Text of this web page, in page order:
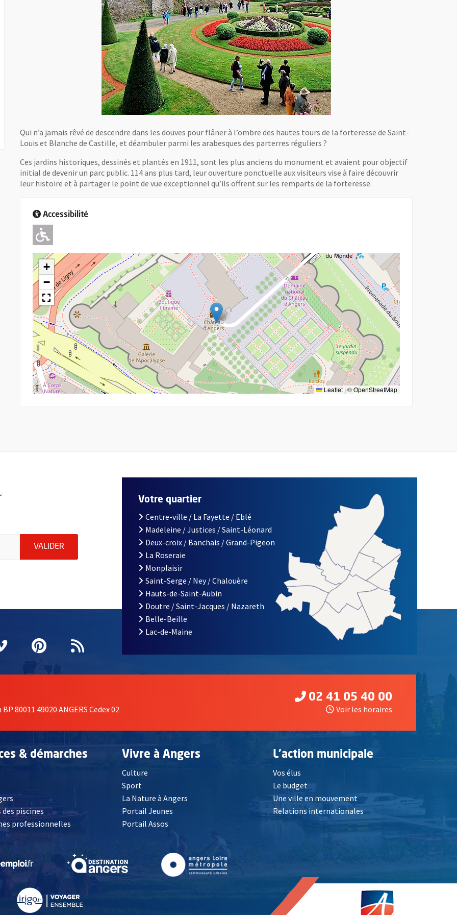
Qui n’a jamais rêvé de descendre dans les douves pour flâner à l’ombre des hautes tours de la forteresse de Saint-
Louis et Blanche de Castille, et déambuler parmi les arabesques des parterres réguliers ?
Ces jardins historiques, dessinés et plantés en 1911, sont les plus anciens du monument et avaient pour objectif
initial de devenir un parc public. 114 ans plus tard, leur ouverture ponctuelle aux visiteurs vise à faire découvrir
leur histoire et à partager le point de vue exceptionnel qu’ils offrent sur les remparts de la forteresse.
Accessibilité
Adapté pour l'handicap Moteur
+
−
Leaflet | ©OpenStreetMap
indiquez votre email (champ obligatoire)
VALIDER ENVOYER MA DEMANDE D'INSCRIPTION À LA LETTRE D'INFORMATION DE LA VILLE D'ANGERS
fenêtrefenêtre
une nouvelle fenêtre
Vimeo
, Ouvre une nouvelle fenêtre
Pinterest
, Ouvre une nouvelle fenêtre
Flux RSS
Votre quartier
Centre-ville / La Fayette / Eblé
Madeleine / Justices / Saint-Léonard
Deux-croix / Banchais / Grand-Pigeon
La Roseraie
Monplaisir
Saint-Serge / Ney / Chalouère
Hauts-de-Saint-Aubin
Doutre / Saint-Jacques / Nazareth
Belle-Beille
Lac-de-Maine
80011 49020 ANGERS Cedex 02
02 41 05 40 00
Voir les horaires
& démarches
, Ouvre une nouvelle fenêtre
piscines
professionnelles
Vivre à Angers
Culture
Sport
La Nature à Angers
Portail Jeunes
Portail Assos
L'action municipale
Vos élus
Le budget
Une ville en mouvement
Relations internationales
fenêtre , Ouvre une nouvelle fenêtre , Ouvre une nouvelle fenêtre, Ouvre une nouvelle fenêtre